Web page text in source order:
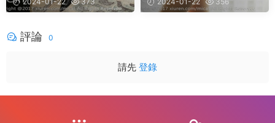
評論 0
請先 登錄